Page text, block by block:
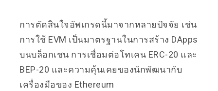
การตัดสินใจอัพเกรดนี้มาจากหลายปัจจัย เช่น
การใช้ EVM เป็นมาตรฐานในการสร้าง DApps
บนบล็อกเชน การเชื่อมต่อโทเคน ERC-20 และ
BEP-20 และความคุ้นเคยของนักพัฒนากับ
เครื่องมือของ Ethereum